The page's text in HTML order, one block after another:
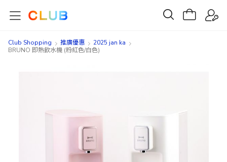
Club Shopping 推廣優惠
2025 jan ka
BRUNO 即熱飲水機 (粉紅色/白色)